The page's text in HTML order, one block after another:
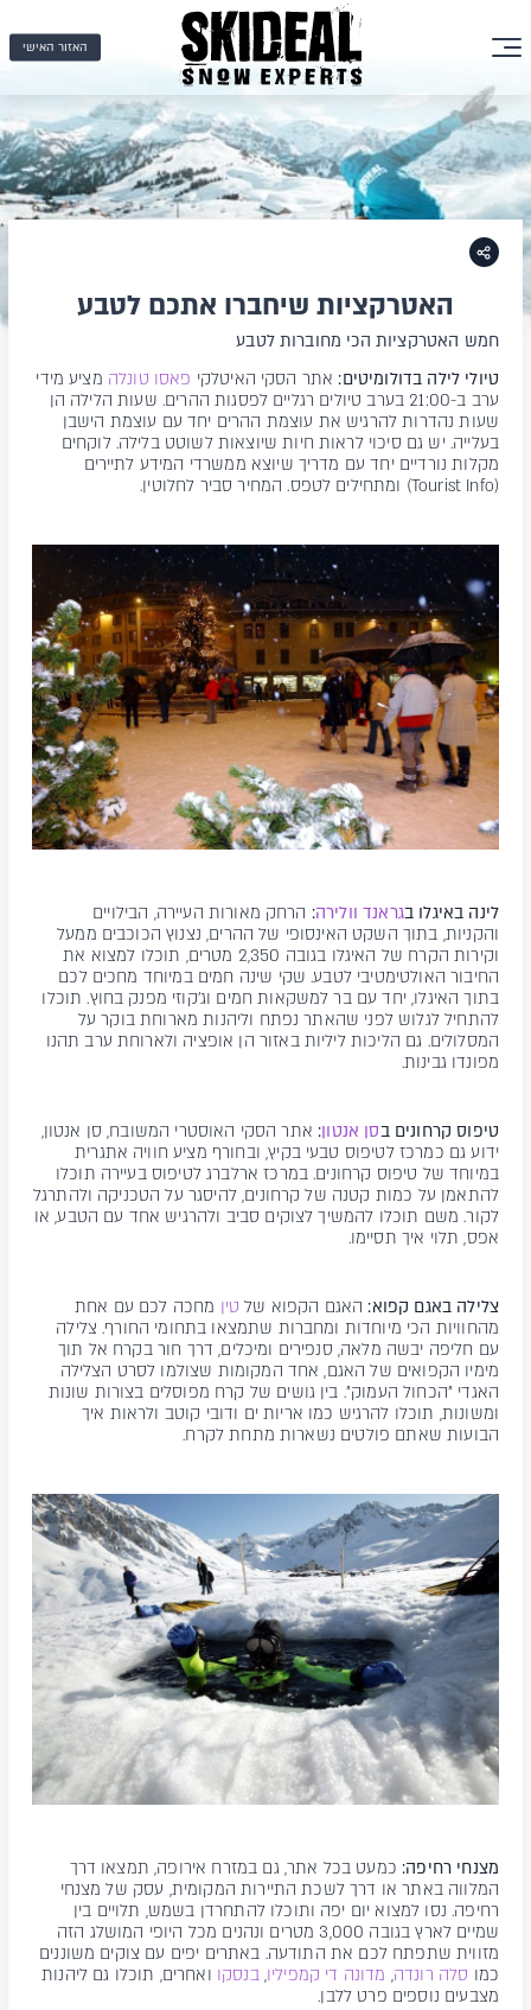
האזור האישי
האטרקציות שיחברו אתכם לטבע
חמש האטרקציות הכי מחוברות לטבע
טיולי לילה בדולומיטים: אתר הסקי האיטלקי פאסו טונלה מציע מידי
ערב ב-21:00 בערב טיולים רגליים לפסגות ההרים. שעות הלילה הן
שעות נהדרות להרגיש את עוצמת ההרים יחד עם עוצמת הישבן
בעלייה. יש גם סיכוי לראות חיות שיוצאות לשוטט בלילה. לוקחים
מקלות נורדיים יחד עם מדריך שיוצא ממשרדי המידע לתיירים
(Tourist Info) ומתחילים לטפס. המחיר סביר לחלוטין.
לינה באיגלו בגראנד וולירה: הרחק מאורות העיירה, הבילויים
והקניות, בתוך השקט האינסופי של ההרים, נצנוץ הכוכבים ממעל
וקירות הקרח של האיגלו בגובה 2,350 מטרים, תוכלו למצוא את
החיבור האולטימטיבי לטבע. שקי שינה חמים במיוחד מחכים לכם
בתוך האיגלו, יחד עם בר למשקאות חמים וג'קוזי מפנק בחוץ. תוכלו
להתחיל לגלוש לפני שהאתר נפתח וליהנות מארוחת בוקר על
המסלולים. גם הליכות ליליות באזור הן אופציה ולארוחת ערב תהנו
מפונדו גבינות.
טיפוס קרחונים בסן אנטון: אתר הסקי האוסטרי המשובח, סן אנטון,
ידוע גם כמרכז לטיפוס טבעי בקיץ, ובחורף מציע חוויה אתגרית
במיוחד של טיפוס קרחונים. במרכז ארלברג לטיפוס בעיירה תוכלו
להתאמן על כמות קטנה של קרחונים, להיסגר על הטכניקה ולהתרגל
לקור. משם תוכלו להמשיך לצוקים סביב ולהרגיש אחד עם הטבע, או
אפס, תלוי איך תסיימו.
צלילה באגם קפוא: האגם הקפוא של טין מחכה לכם עם אחת
מהחוויות הכי מיוחדות ומחברות שתמצאו בתחומי החורף. צלילה
עם חליפה יבשה מלאה, סנפירים ומיכלים, דרך חור בקרח אל תוך
מימיו הקפואים של האגם, אחד המקומות שצולמו לסרט הצלילה
האגדי "הכחול העמוק". בין גושים של קרח מפוסלים בצורות שונות
ומשונות, תוכלו להרגיש כמו אריות ים ודובי קוטב ולראות איך
הבועות שאתם פולטים נשארות מתחת לקרח.
מצנחי רחיפה: כמעט בכל אתר, גם במזרח אירופה, תמצאו דרך
המלווה באתר או דרך לשכת התיירות המקומית, עסק של מצנחי
רחיפה. נסו למצוא יום יפה ותוכלו להתחרדן בשמש, תלויים בין
שמיים לארץ בגובה 3,000 מטרים ונהנים מכל היופי המושלג הזה
מזווית שתפתח לכם את התודעה. באתרים יפים עם צוקים משוננים
כמו סלה רונדה, מדונה די קמפיליו,בנסקו ואחרים, תוכלו גם ליהנות
מצבעים נוספים פרט ללבן.